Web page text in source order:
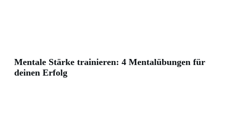
Mentale Stärke trainieren: 4 Mentalübungen für
deinen Erfolg